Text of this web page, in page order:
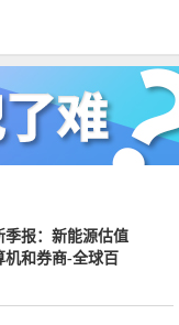
季报：新能源估值
机和券商-全球百